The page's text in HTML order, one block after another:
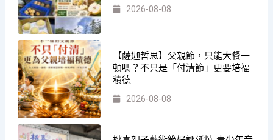
2026-08-08
【薩迦哲思】父親節，只能大餐一
頓嗎？不只是「付清節」更要培福
積德
2026-08-08